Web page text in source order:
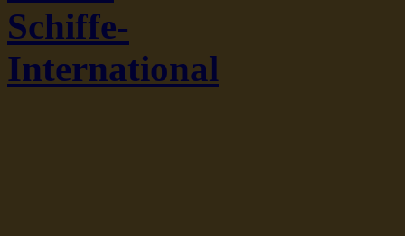
Schiffe-
International